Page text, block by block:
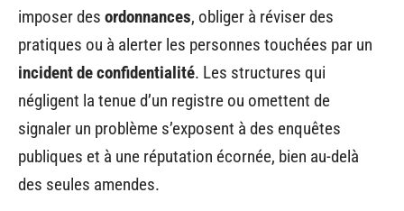
imposer des ordonnances, obliger à réviser des
pratiques ou à alerter les personnes touchées par un
incident de confidentialité. Les structures qui
négligent la tenue d’un registre ou omettent de
signaler un problème s’exposent à des enquêtes
publiques et à une réputation écornée, bien au-delà
des seules amendes.